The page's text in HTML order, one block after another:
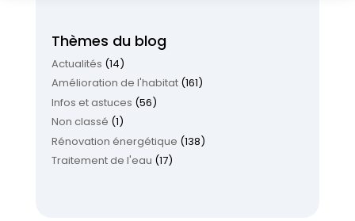
Thèmes du blog
Actualités (14)
Amélioration de l'habitat(161)
Infos et astuces (56)
Non classé (1)
Rénovation énergétique (138)
Traitement de l'eau (17)